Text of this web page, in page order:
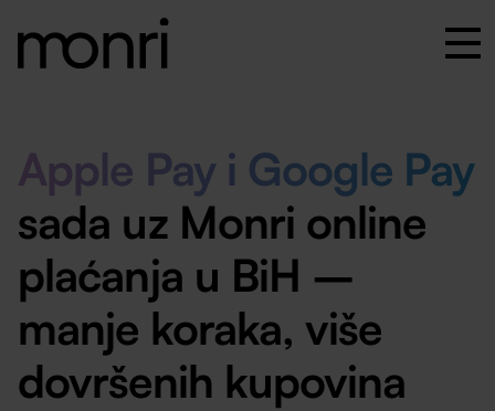
Apple Pay i Google Pay
sada uz Monri online
plaćanja u BiH –
manje koraka, više
dovršenih kupovina